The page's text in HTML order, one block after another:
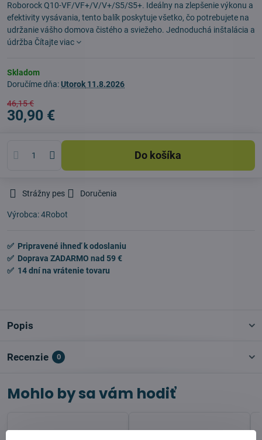
Roborock Q10-VF/VF+/V/V+/S5/S5+. Ideálny na zlepšenie výkonu a
efektivity vysávania, tento balík poskytuje všetko, čo potrebujete na
udržanie vášho domova čistého a sviežeho. Jednoduchá inštalácia a
údržba Čítajte viac
Skladom
Doručíme dňa:Utorok 11.8.2026
46,15 €
30,90 €
Do košíka
Strážny pes Doručenia
Výrobca:4Robot
✅ Pripravené ihneď k odoslaniu
✅ Doprava ZADARMO nad 59 €
✅ 14 dní na vrátenie tovaru
Popis
Recenzie 0
Mohlo by sa vám hodiť